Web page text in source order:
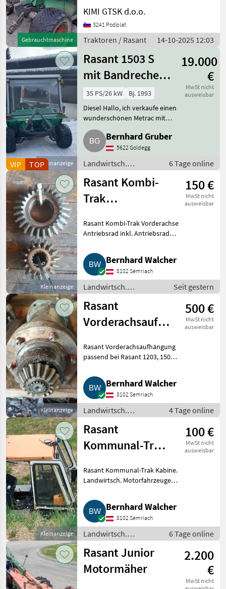
Gebrauchtmaschine
KIMI GTSK d.o.o.
3241 Podplat
Traktoren / Rasant 14-10-2025 12:03
Kleinanzeige
VIP TOP
Rasant 1503 S
mit Bandrechen
und Mähwerk 2
m
19.000
€
MwSt nicht
ausweisbar
35 PS/26 kW
Bj. 1993
Diesel Hallo, ich verkaufe einen
wunderschönen Metrac mit
Bandrechen und Bidux
Mähwerk mit 3 Garnituren
Messern in sehr gutem Zustand,
sofort einsatzbereit. Bei Frag
Bernhard Gruber
5622 Goldegg
Landwirtsch.
Motorfahrzeuge /
Transporter und
Motorkarren
6 Tage online
Kleinanzeige
Rasant Kombi-
Trak
Antriebsrad.
150 €
MwSt nicht
ausweisbar
Rasant Kombi-Trak Vorderachse
Antriebsrad inkl. Antriebsrad
Bergtrak, Rasant Mähtrak.
Landwirtsch. Motorfahrzeuge
Transporter und Motorkarre
Bernhard Walcher
8102 Semriach
Landwirtsch.
Motorfahrzeuge /
Transporter und
Motorkarren
Seit gestern
Kleinanzeige
Rasant
Vorderachsaufhängung
Rasant 1203,
500 €
MwSt nicht
ausweisbar
Rasant Vorderachsaufhängung
passend bei Rasant 1203, 1503,
Trak Aufhängung für die
Vorderachse, Bergtrac Rasant.
Landwirtsch. Motorfahrz
Bernhard Walcher
8102 Semriach
Landwirtsch.
Motorfahrzeuge /
Transporter und
Motorkarren
4 Tage online
Kleinanzeige
Rasant
Kommunal-Trak
100 €
MwSt nicht
ausweisbar
Rasant Kommunal-Trak Kabine.
Landwirtsch. Motorfahrzeuge
Bernhard Walcher
8102 Semriach
Landwirtsch.
Motorfahrzeuge /
Transporter und
Motorkarren
6 Tage online
Rasant Junior
Motormäher
2.200
€
MwSt nicht